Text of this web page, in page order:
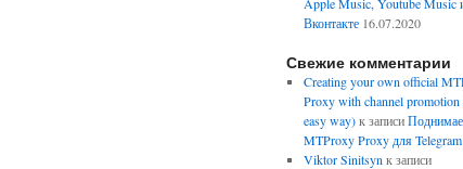
Вконтакте 16.07.2020
Свежие комментарии
Creating your own official
Proxy with channel
easy way)к записи
MTProxy Proxy для Telegram
Viktor Sinitsyn к записи